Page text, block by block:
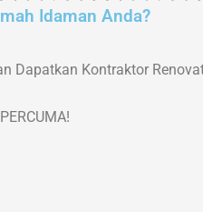
Idaman Anda?
Dapatkan Kontraktor